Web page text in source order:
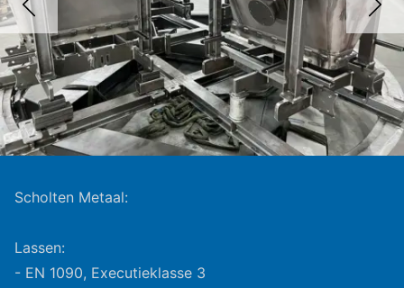
Scholten Metaal:
Lassen:
- EN 1090, Executieklasse 3